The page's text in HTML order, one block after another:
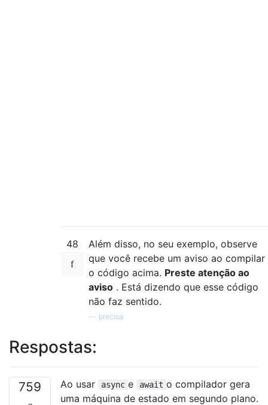
48
Além disso, no seu exemplo, observe
que você recebe um aviso ao compilar
o código acima. Preste atenção ao
aviso . Está dizendo que esse código
não faz sentido.
precisa
Respostas:
759 Ao usar async e await o compilador gera
uma máquina de estado em segundo plano.